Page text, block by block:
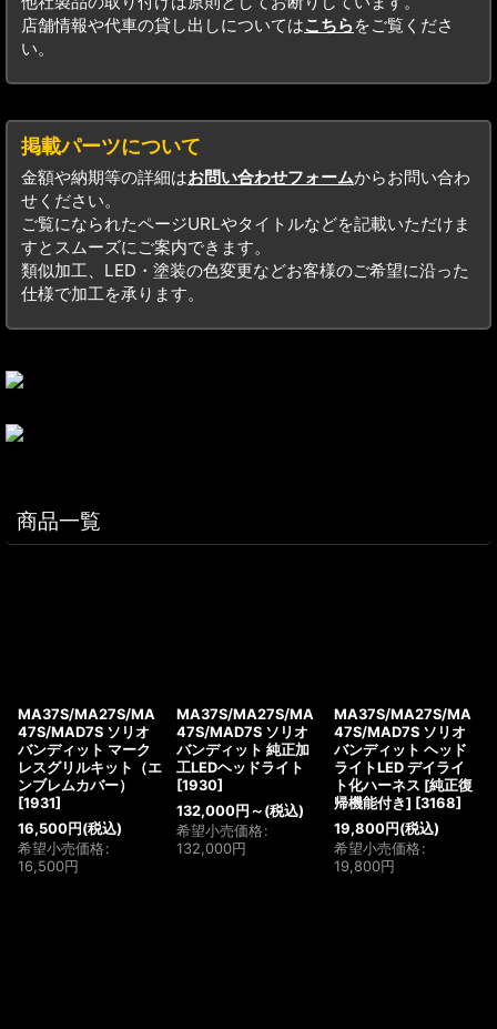
店舗情報や代車の貸し出しについてはこちらをご覧くださ
い。
掲載パーツについて
金額や納期等の詳細はお問い合わせフォームからお問い合わ
せください。
ご覧になられたページURLやタイトルなどを記載いただけま
すとスムーズにご案内できます。
類似加工、LED・塗装の色変更などお客様のご希望に沿った
仕様で加工を承ります。
商品一覧
MA37S/MA27S/MA
47S/MAD7S ソリオ
バンディット マーク
レスグリルキット（エ
ンブレムカバー）
[1931]
16,500円 (税込)
希望小売価格:
16,500円
MA37S/MA27S/MA
47S/MAD7S ソリオ
バンディット 純正加
工LEDヘッドライト
[1930]
132,000円 ～ (税込)
希望小売価格:
132,000円
MA37S/MA27S/MA
47S/MAD7S ソリオ
バンディット ヘッド
ライトLED デイライ
ト化ハーネス [純正復
帰機能付き] [3168]
19,800円 (税込)
希望小売価格:
19,800円